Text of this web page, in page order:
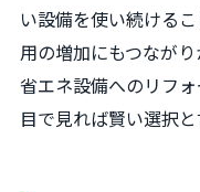
い設備を使い続ける
用の増加にもつながり
省エネ設備へのリフ
目で見れば賢い選択と